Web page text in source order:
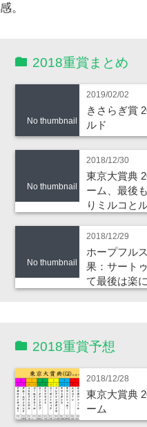
感。
2018重賞まとめ
No thumbnail
2019/02/02
きさらぎ賞
ルド
No thumbnail
2018/12/30
東京大賞典
ーム、最後
りミルコと
No thumbnail
2018/12/29
ホープフル
果：サート
て最後は楽
2018重賞予想
2018/12/28
東京大賞典
ーム